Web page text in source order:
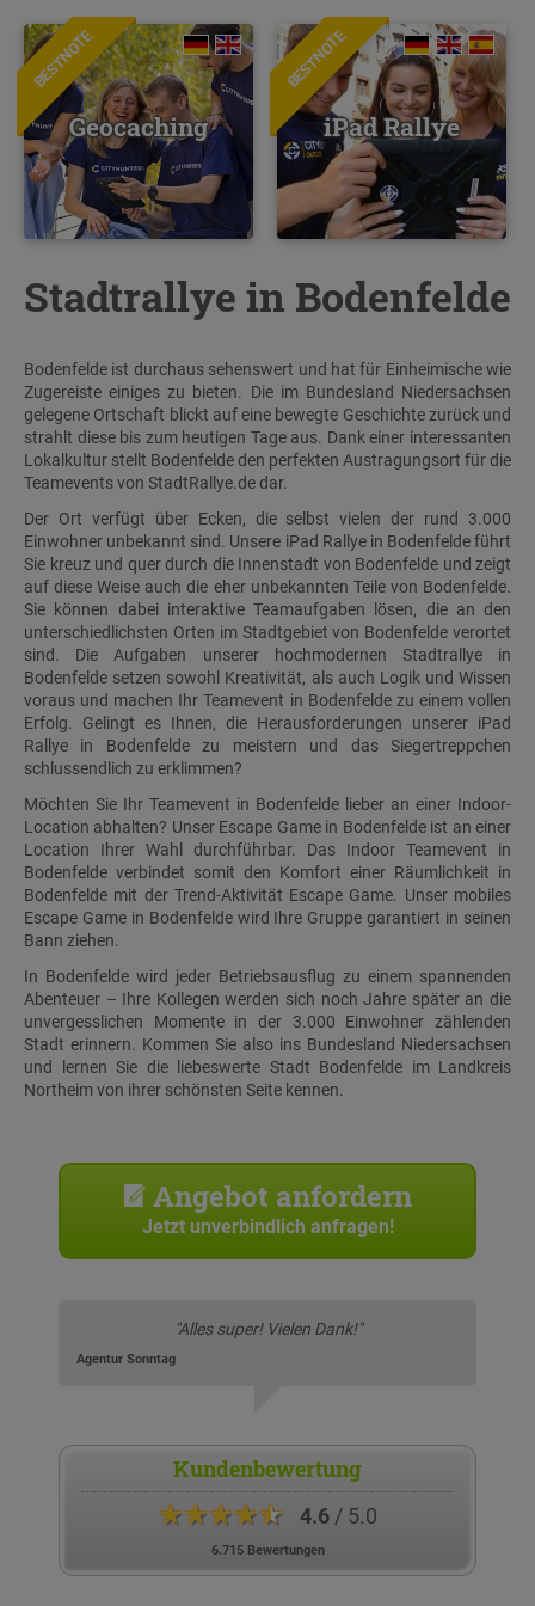
BESTNOTE
Geocaching
BESTNOTE
iPad Rallye
Stadtrallye in Bodenfelde
Bodenfelde ist durchaus sehenswert und hat für Einheimische wie
Zugereiste einiges zu bieten. Die im Bundesland Niedersachsen
gelegene Ortschaft blickt auf eine bewegte Geschichte zurück und
strahlt diese bis zum heutigen Tage aus. Dank einer interessanten
Lokalkultur stellt Bodenfelde den perfekten Austragungsort für die
Teamevents von StadtRallye.de dar.
Der Ort verfügt über Ecken, die selbst vielen der rund 3.000
Einwohner unbekannt sind. Unsere iPad Rallye in Bodenfelde führt
Sie kreuz und quer durch die Innenstadt von Bodenfelde und zeigt
auf diese Weise auch die eher unbekannten Teile von Bodenfelde.
Sie können dabei interaktive Teamaufgaben lösen, die an den
unterschiedlichsten Orten im Stadtgebiet von Bodenfelde verortet
sind. Die Aufgaben unserer hochmodernen Stadtrallye in
Bodenfelde setzen sowohl Kreativität, als auch Logik und Wissen
voraus und machen Ihr Teamevent in Bodenfelde zu einem vollen
Erfolg. Gelingt es Ihnen, die Herausforderungen unserer iPad
Rallye in Bodenfelde zu meistern und das Siegertreppchen
schlussendlich zu erklimmen?
Möchten Sie Ihr Teamevent in Bodenfelde lieber an einer Indoor-
Location abhalten? Unser Escape Game in Bodenfelde ist an einer
Location Ihrer Wahl durchführbar. Das Indoor Teamevent in
Bodenfelde verbindet somit den Komfort einer Räumlichkeit in
Bodenfelde mit der Trend-Aktivität Escape Game. Unser mobiles
Escape Game in Bodenfelde wird Ihre Gruppe garantiert in seinen
Bann ziehen.
In Bodenfelde wird jeder Betriebsausflug zu einem spannenden
Abenteuer – Ihre Kollegen werden sich noch Jahre später an die
unvergesslichen Momente in der 3.000 Einwohner zählenden
Stadt erinnern. Kommen Sie also ins Bundesland Niedersachsen
und lernen Sie die liebeswerte Stadt Bodenfelde im Landkreis
Northeim von ihrer schönsten Seite kennen.
Angebot anfordern
Jetzt unverbindlich anfragen!
"Alles super! Vielen Dank!"
Agentur Sonntag
Kundenbewertung
★★★★★ 4.6/ 5.0
6.715 Bewertungen